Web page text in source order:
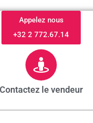
Appelez nous
+32 2 772.67.14
Contactez le vendeur